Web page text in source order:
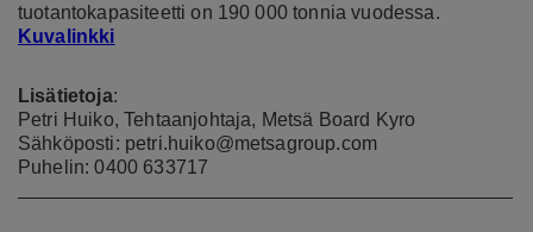
tuotantokapasiteetti on 190 000 tonnia vuodessa.
Kuvalinkki
Lisätietoja:
Petri Huiko, Tehtaanjohtaja, Metsä Board Kyro
Sähköposti: petri.huiko@metsagroup.com
Puhelin: 0400 633717